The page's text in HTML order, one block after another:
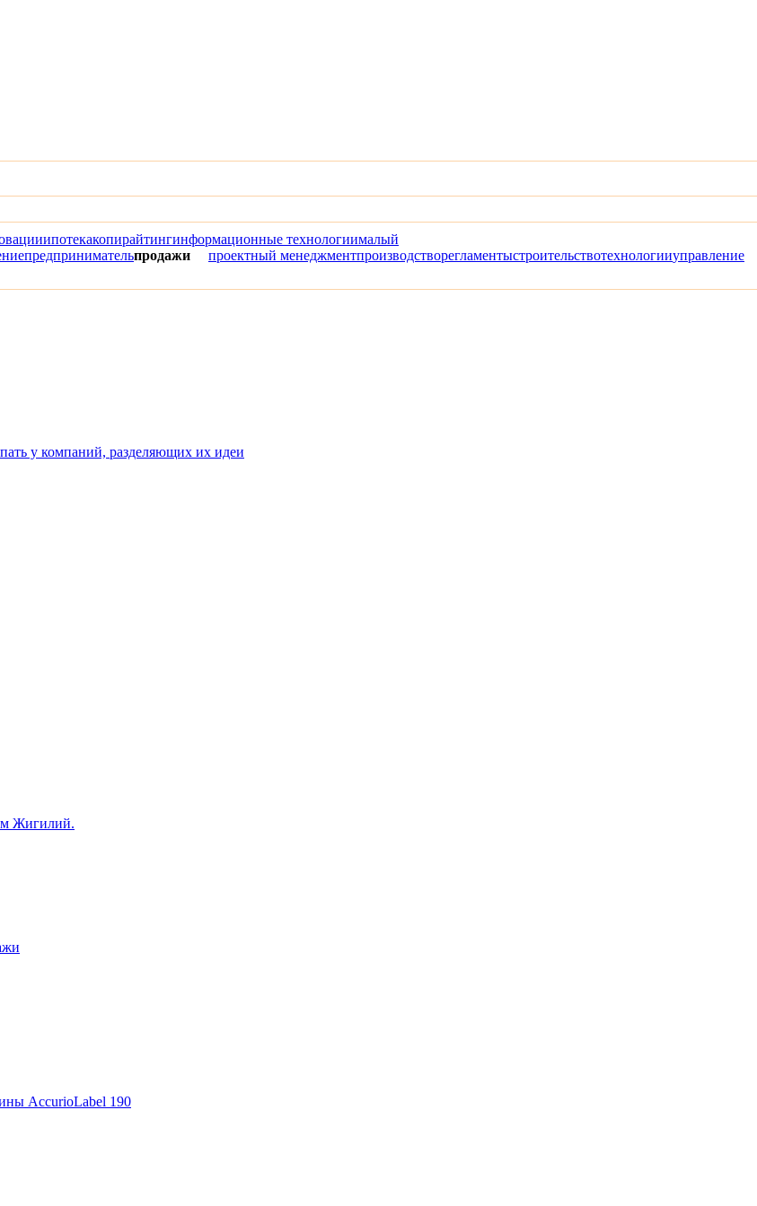
ипотекакопирайтингинформационные технологиималый
предпринимательпродажи проектный менеджментпроизводстворегламентыстроительствотехнологииуправление
у компаний, разделяющих их идеи
Жигилий.
AccurioLabel 190